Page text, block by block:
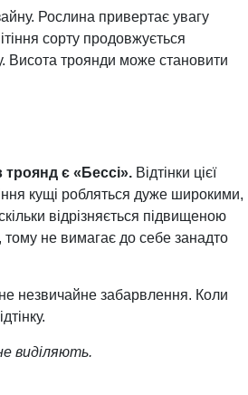
Рослина привертає увагу
сорту продовжується
Висота троянди може становити
є «Бессі». Відтінки цієї
кущі робляться дуже широкими,
відрізняється підвищеною
тому не вимагає до себе занадто
незвичайне забарвлення. Коли
виділяють.